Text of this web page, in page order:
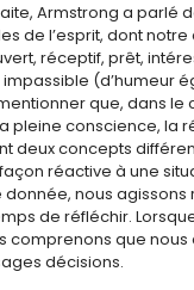
Armstrong a parlé
de l’esprit, dont
réceptif, prêt,
(d’humeur
que, dans le
pleine conscience, la
deux concepts
réactive à une
nous agissons
de réfléchir.
comprenons que
décisions.